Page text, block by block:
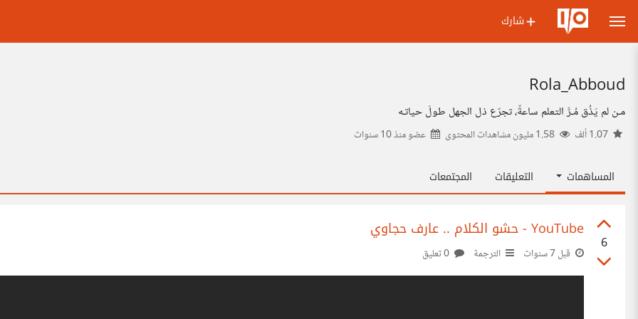
شارك
Rola_Abboud
مـن لم يَذُق مُـرَّ التعلم ساعةً، تجرّع ذل الجهل طولَ حياتـه
عضو منذ10 سنوات
المساهمات التعليقات المجتمعات
6
‫حشو الكلام .. عارف حجاوي‬‎ - YouTube
قبل 7 سنوات الترجمة